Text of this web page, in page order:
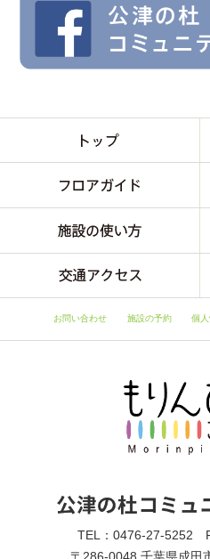
お問い合わせ 施設の予約 個
TEL：0476-27-5252
〒286-0048 千葉県成田